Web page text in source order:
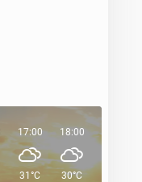
17:00
31°C
18:00
30°C
19:00